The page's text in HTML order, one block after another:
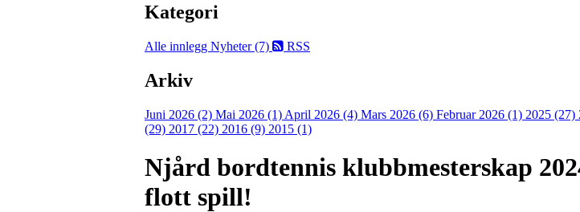
Kategori
Alle innlegg Nyheter (7) RSS
Arkiv
Juni 2026 (2) Mai 2026 (1) April 2026 (4) Mars 2026 (6) Februar 2026 (1) 2025 (27)
(29) 2017 (22) 2016 (9) 2015 (1)
Njård bordtennis klubbmesterskap
flott spill!